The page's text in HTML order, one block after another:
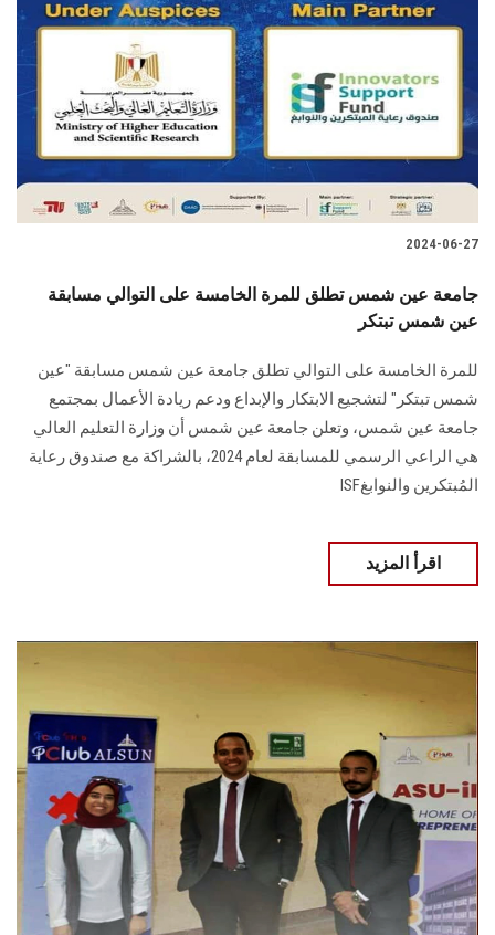
2024-06-27
جامعة عين شمس تطلق للمرة الخامسة على التوالي مسابقة
عين شمس تبتكر
للمرة الخامسة على التوالي تطلق جامعة عين شمس مسابقة "عين
‏شمس تبتكر" لتشجيع الابتكار والإبداع ودعم ريادة الأعمال بمجتمع
جامعة عين شمس‎، وتعلن جامعة عين شمس أن وزارة التعليم العالي
هي الراعي الرسمي للمسابقة ‏لعام 2024، بالشراكة مع صندوق رعاية
المُبتكرين والنوابغ‎ ISF
اقرأ المزيد